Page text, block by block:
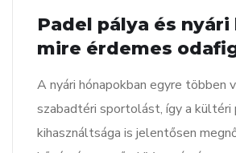
Padel pálya és nyári
mire érdemes
A nyári hónapokban egyre többen
szabadtéri sportolást, így a kültéri
kihasználtsága is jelentősen